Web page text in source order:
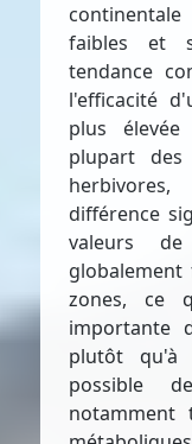
faibles et
tendance
l'efficacité
plus
plupart des
différence
valeurs
globalement
zones, ce
importante
plutôt
possible
notamment